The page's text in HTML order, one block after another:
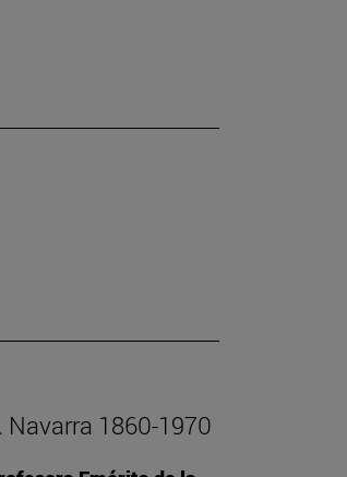
Navarra 1860-1970